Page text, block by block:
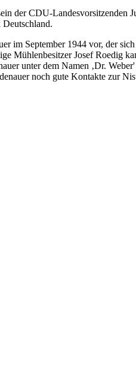
der CDU-Landesvorsitzenden
im September 1944 vor, der
Mühlenbesitzer Josef Roedig
unter dem Namen ‚Dr.
noch gute Kontakte zur